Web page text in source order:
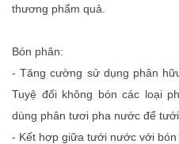
thương phẩm quả.
Bón phân:
- Tăng cường sử dụng phân
Tuyệ đối không bón các loại
dùng phân tươi pha nước để tưới.
- Kết hợp giữa tưới nước với